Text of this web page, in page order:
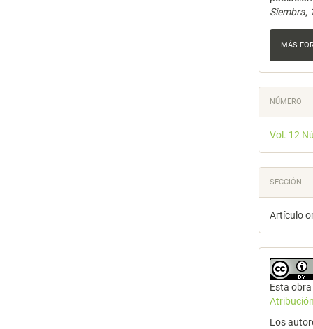
Siembra,
MÁS
NÚMERO
Vol. 12
SECCIÓN
Artículo
Esta
Los